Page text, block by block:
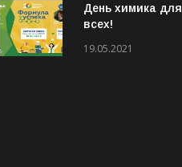
День химика для
всех!
19.05.2021